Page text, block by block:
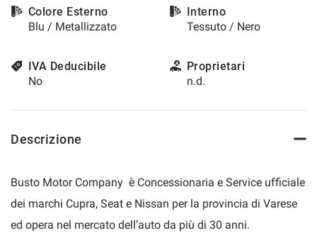
Colore Esterno
Blu / Metallizzato
Interno
Tessuto / Nero
IVA Deducibile
No
Proprietari
n.d.
Descrizione
Busto Motor Company è Concessionaria e Service ufficiale
dei marchi Cupra, Seat e Nissan per la provincia di Varese
ed opera nel mercato dell’auto da più di 30 anni.
questi
strumenti
si
rimanda
cookie
Puoi
modificare
le
tue
scelte